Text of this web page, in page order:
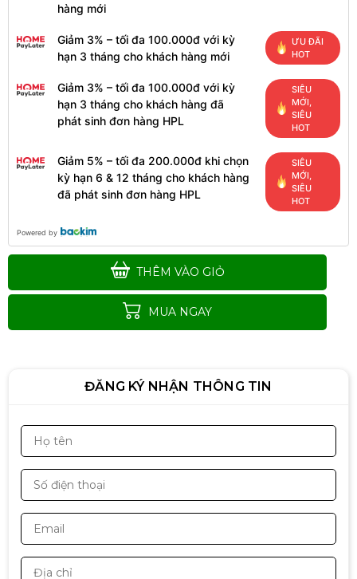
hàng mới
Giảm 3% – tối đa 100.000đ với kỳ
hạn 3 tháng cho khách hàng mới
ƯU ĐÃI
HOT
Giảm 3% – tối đa 100.000đ với kỳ
hạn 3 tháng cho khách hàng đã
phát sinh đơn hàng HPL
SIÊU
MỚI,
SIÊU
HOT
Giảm 5% – tối đa 200.000đ khi chọn
kỳ hạn 6 & 12 tháng cho khách hàng
đã phát sinh đơn hàng HPL
SIÊU
MỚI,
SIÊU
HOT
Powered by
THÊM VÀO GIỎ
MUA NGAY
ĐĂNG KÝ NHẬN THÔNG TIN